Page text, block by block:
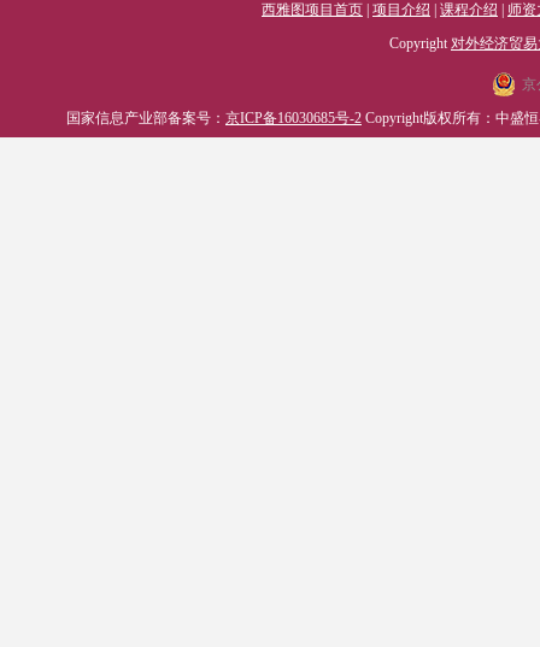
西雅图项目首页 项目介绍 课程介绍
师资
Copyright 对外经济贸
京
国家信息产业部备案号： 京ICP备16030685号-2 Copyright版权所有：中盛